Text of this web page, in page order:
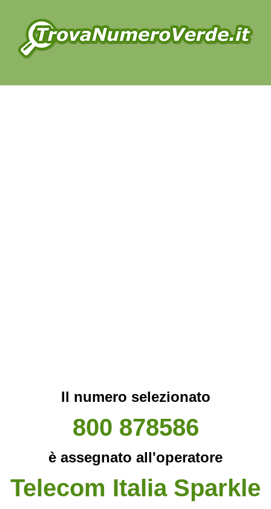
Il numero selezionato
800 878586
è assegnato all'operatore
Telecom Italia Sparkle